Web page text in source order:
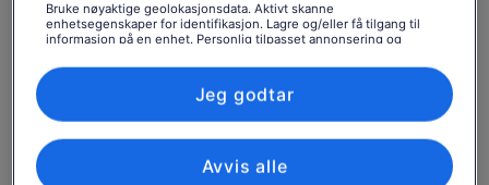
Prisen
er
1 485 kr
per
voksen
1 485 kr
inkludert skatter og avgifter
per voksen
Vis billetter
Innholdet på denne siden kan være maskinoversatt.
Se originalteksten (engelsk)
fane
Hva som er inkludert og
ikke
Bruke nøyaktige geolokasjonsdata. Aktivt skanne
enhetsegenskaper for identifikasjon. Lagre og/eller få tilgang til
informasjon på en enhet. Personlig tilpasset annonsering og
og tjenesteutvikling.
Liste over partnere (leverandører)
Avvis alle
Jeg godtar